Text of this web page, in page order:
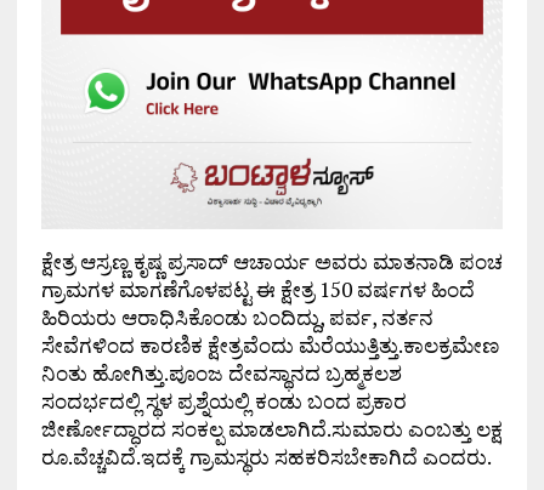
ಕ್ಷೇತ್ರ ಆಸ್ರಣ್ಣ ಕೃಷ್ಣ ಪ್ರಸಾದ್ ಆಚಾರ್ಯ ಅವರು ಮಾತನಾಡಿ ಪಂಚ
ಗ್ರಾಮಗಳ ಮಾಗಣೆಗೊಳಪಟ್ಟ ಈ ಕ್ಷೇತ್ರ 150 ವರ್ಷಗಳ ಹಿಂದೆ
ಹಿರಿಯರು ಆರಾಧಿಸಿಕೊಂಡು ಬಂದಿದ್ದು, ಪರ್ವ, ನರ್ತನ
ಸೇವೆಗಳಿಂದ ಕಾರಣಿಕ ಕ್ಷೇತ್ರವೆಂದು ಮೆರೆಯುತ್ತಿತ್ತು.ಕಾಲಕ್ರಮೇಣ
ನಿಂತು ಹೋಗಿತ್ತು.ಪೂಂಜ ದೇವಸ್ಥಾನದ ಬ್ರಹ್ಮಕಲಶ
ಸಂದರ್ಭದಲ್ಲಿ ಸ್ಥಳ ಪ್ರಶ್ನೆಯಲ್ಲಿ ಕಂಡು ಬಂದ ಪ್ರಕಾರ
ಜೀರ್ಣೋದ್ಧಾರದ ಸಂಕಲ್ಪ ಮಾಡಲಾಗಿದೆ.ಸುಮಾರು ಎಂಬತ್ತು ಲಕ್ಷ
ರೂ.ವೆಚ್ಚವಿದೆ.ಇದಕ್ಕೆ ಗ್ರಾಮಸ್ಥರು ಸಹಕರಿಸಬೇಕಾಗಿದೆ ಎಂದರು.